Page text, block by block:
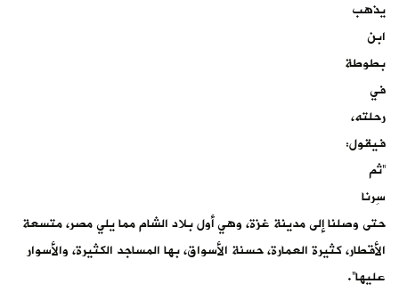
يذهب
ابن
بطوطة
في
رحلته،
فيقول:
“ثم
سِرنا
حتى وصلنا إلى مدينة غزة، وهي أول بلاد الشام مما يلي مصر، متسعة
الأقطار، كثيرة العمارة، حسنة الأسواق، بها المساجد الكثيرة، والأسوار
عليها”.